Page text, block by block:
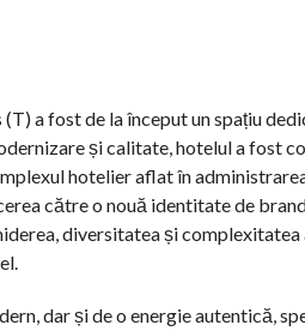
a fost de la început un spațiu
și calitate, hotelul a fost
hotelier aflat în
către o nouă identitate de
diversitatea și complexitatea
dar și de o energie autentică,